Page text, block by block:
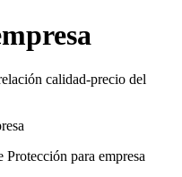
calidad-precio del
para empresa